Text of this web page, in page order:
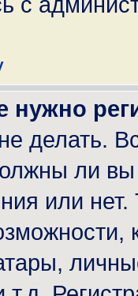
делать.
ли вы
или